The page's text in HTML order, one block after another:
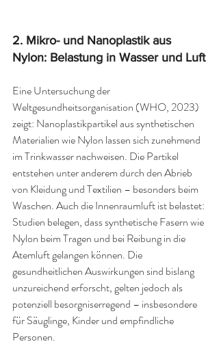
2. Mikro- und Nanoplastik aus
Nylon: Belastung in Wasser und Luft
Eine Untersuchung der
Weltgesundheitsorganisation (WHO, 2023)
zeigt: Nanoplastikpartikel aus synthetischen
Materialien wie Nylon lassen sich zunehmend
im Trinkwasser nachweisen. Die Partikel
entstehen unter anderem durch den Abrieb
von Kleidung und Textilien – besonders beim
Waschen. Auch die Innenraumluft ist belastet:
Studien belegen, dass synthetische Fasern wie
Nylon beim Tragen und bei Reibung in die
Atemluft gelangen können. Die
gesundheitlichen Auswirkungen sind bislang
unzureichend erforscht, gelten jedoch als
potenziell besorgniserregend – insbesondere
für Säuglinge, Kinder und empfindliche
Personen.